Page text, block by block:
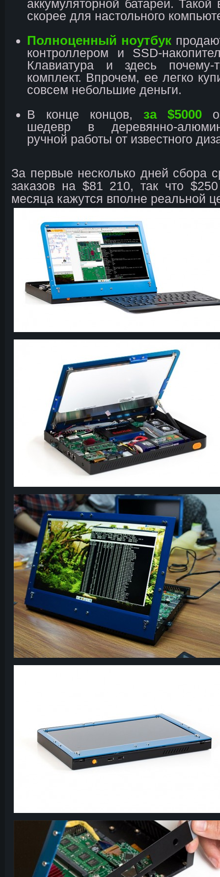
аккумуляторной батареи. Такой
скорее для настольного
Полноценный ноутбук
контроллером и SSD-
Клавиатура и здесь
комплект. Впрочем, ее легко
совсем небольшие деньги.
В конце концов, за $5000
шедевр в деревянно-
ручной работы от известного
За первые несколько дней сбора
заказов на $81 210, так что
месяца кажутся вполне реальной